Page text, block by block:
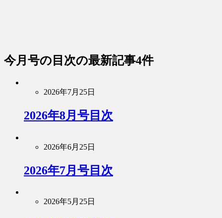
今月号の目次の最新記事4件
2026年7月25日
2026年8月号目次
2026年6月25日
2026年7月号目次
2026年5月25日